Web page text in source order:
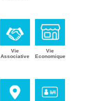
Vie
Associative
Vie
Economique